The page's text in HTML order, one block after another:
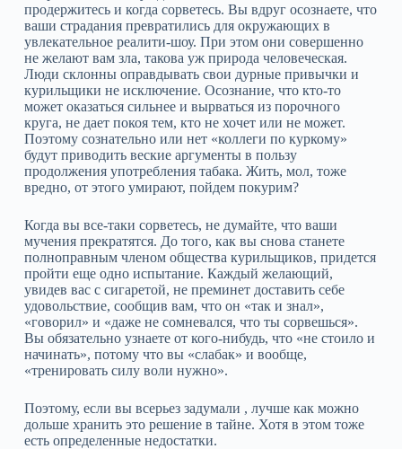
продержитесь и когда сорветесь. Вы вдруг осознаете, что
ваши страдания превратились для окружающих в
увлекательное реалити-шоу. При этом они совершенно
не желают вам зла, такова уж природа человеческая.
Люди склонны оправдывать свои дурные привычки и
курильщики не исключение. Осознание, что кто-то
может оказаться сильнее и вырваться из порочного
круга, не дает покоя тем, кто не хочет или не может.
Поэтому сознательно или нет «коллеги по куркому»
будут приводить веские аргументы в пользу
продолжения употребления табака. Жить, мол, тоже
вредно, от этого умирают, пойдем покурим?
Когда вы все-таки сорветесь, не думайте, что ваши
мучения прекратятся. До того, как вы снова станете
полноправным членом общества курильщиков, придется
пройти еще одно испытание. Каждый желающий,
увидев вас с сигаретой, не преминет доставить себе
удовольствие, сообщив вам, что он «так и знал»,
«говорил» и «даже не сомневался, что ты сорвешься».
Вы обязательно узнаете от кого-нибудь, что «не стоило и
начинать», потому что вы «слабак» и вообще,
«тренировать силу воли нужно».
Поэтому, если вы всерьез задумали , лучше как можно
дольше хранить это решение в тайне. Хотя в этом тоже
есть определенные недостатки.